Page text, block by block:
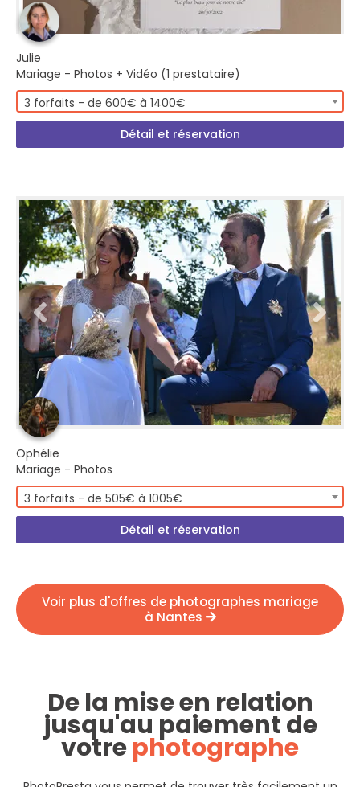
Julie
Mariage - Photos + Vidéo (1 prestataire)
3 forfaits - de 600€ à 1400€
Détail et réservation
Ophélie
Mariage - Photos
3 forfaits - de 505€ à 1005€
Détail et réservation
Voir plus d'offres de photographes mariage
à Nantes
De la mise en relation
jusqu'au paiement de
votrephotographe